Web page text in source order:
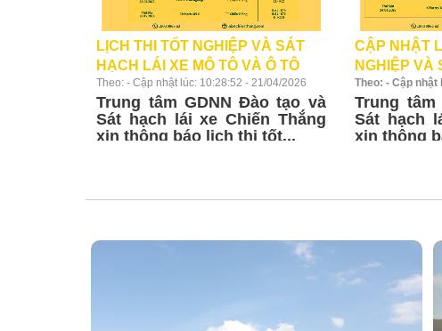
LỊCH THI TỐT NGHIỆP VÀ SÁT
HẠCH LÁI XE MÔ TÔ VÀ Ô TÔ
T5/2026
Theo: - Cập nhật lúc: 10:28:52 - 21/04/2026
Trung tâm GDNN Đào tạo và
Sát hạch lái xe Chiến Thắng
xin thông báo lịch thi tốt...
CẬP NHẬT
NGHIỆP VÀ
TÔ T4/2026
Theo: - Cập nhật
Trung tâm
Sát hạch
xin thông